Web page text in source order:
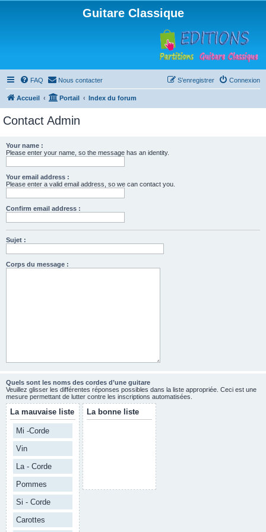
Guitare Classique
FAQ Nous contacter Connexion
S’enregistrer
Accueil Portail Index du forum
Contact Admin
Your name :
Please enter your name, so the message has an identity.
Your email address :
Please enter a valid email address, so we can contact you.
Confirm email address :
Sujet :
Corps du message :
Quels sont les noms des cordes d’une guitare
Veuillez glisser les différentes réponses possibles dans la liste appropriée. Ceci est une
mesure permettant de lutter contre les inscriptions automatisées.
La mauvaise liste
Mi -Corde
Vin
La - Corde
Pommes
Si - Corde
Carottes
La bonne liste